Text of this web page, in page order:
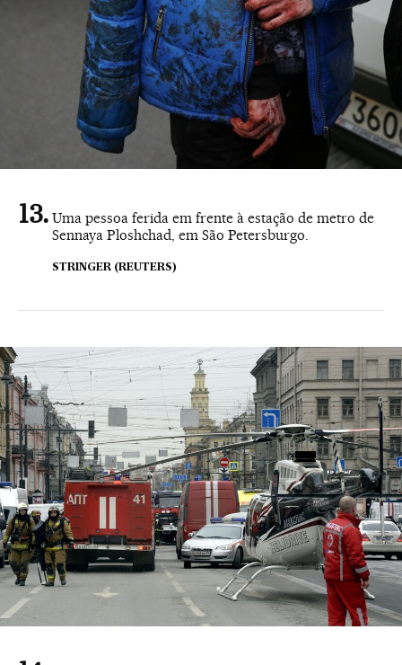
Uma pessoa ferida em frente à estação de metro de
Sennaya Ploshchad, em São Petersburgo.
STRINGER (REUTERS)